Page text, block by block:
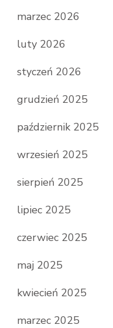
marzec 2026
luty 2026
styczeń 2026
grudzień 2025
październik 2025
wrzesień 2025
sierpień 2025
lipiec 2025
czerwiec 2025
maj 2025
kwiecień 2025
marzec 2025